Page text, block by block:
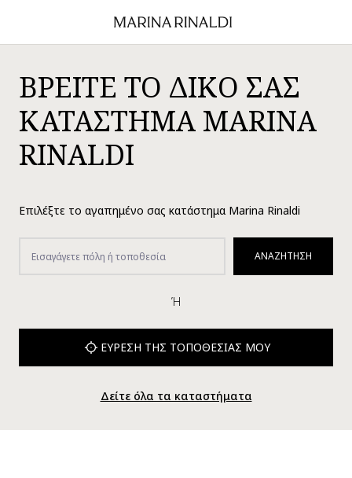
ΒΡΕΊΤΕ ΤΟ ΔΙΚΌ ΣΑΣ
ΚΑΤΆΣΤΗΜΑ MARINA
RINALDI
Επιλέξτε το αγαπημένο σας κατάστημα Marina Rinaldi
ΑΝΑΖΉΤΗΣΗ
Ή
ΕΎΡΕΣΗ ΤΗΣ ΤΟΠΟΘΕΣΊΑΣ ΜΟΥ
Δείτε όλα τα καταστήματα